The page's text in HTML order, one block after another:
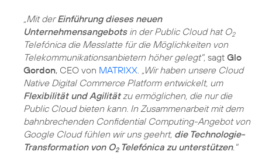
„Mit derEinführung dieses neuen
Unternehmensangebotsin der Public Cloud hat O2
Telefónica die Messlatte für die Möglichkeiten von
Telekommunikationsanbietern höher gelegt", sagt Glo
Gordon, CEO von MATRIXX. „Wir haben unsere Cloud
Native Digital Commerce Platform entwickelt, um
Flexibilität und Agilitätzu ermöglichen, die nur die
Public Cloud bieten kann. In Zusammenarbeit mit dem
bahnbrechenden Confidential Computing-Angebot von
Google Cloud fühlen wir uns geehrt, die Technologie-
Transformation von O2Telefónica zu unterstützen."